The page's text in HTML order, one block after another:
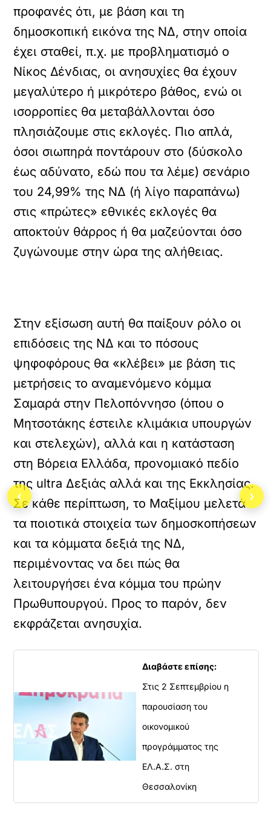
προφανές ότι, με βάση και τη
δημοσκοπική εικόνα της ΝΔ, στην οποία
έχει σταθεί, π.χ. με προβληματισμό ο
Νίκος Δένδιας, οι ανησυχίες θα έχουν
μεγαλύτερο ή μικρότερο βάθος, ενώ οι
ισορροπίες θα μεταβάλλονται όσο
πλησιάζουμε στις εκλογές. Πιο απλά,
όσοι σιωπηρά ποντάρουν στο (δύσκολο
έως αδύνατο, εδώ που τα λέμε) σενάριο
του 24,99% της ΝΔ (ή λίγο παραπάνω)
στις «πρώτες» εθνικές εκλογές θα
αποκτούν θάρρος ή θα μαζεύονται όσο
ζυγώνουμε στην ώρα της αλήθειας.
Στην εξίσωση αυτή θα παίξουν ρόλο οι
επιδόσεις της ΝΔ και το πόσους
ψηφοφόρους θα «κλέβει» με βάση τις
μετρήσεις το αναμενόμενο κόμμα
Σαμαρά στην Πελοπόννησο (όπου ο
Μητσοτάκης έστειλε κλιμάκια υπουργών
και στελεχών), αλλά και η κατάσταση
στη Βόρεια Ελλάδα, προνομιακό πεδίο
της ultra Δεξιάς αλλά και της Εκκλησίας.
Σε κάθε περίπτωση, το Μαξίμου μελετά
τα ποιοτικά στοιχεία των δημοσκοπήσεων
και τα κόμματα δεξιά της ΝΔ,
περιμένοντας να δει πώς θα
λειτουργήσει ένα κόμμα του πρώην
Πρωθυπουργού. Προς το παρόν, δεν
εκφράζεται ανησυχία.
Διαβάστε επίσης:
Στις 2 Σεπτεμβρίου η
παρουσίαση του
οικονομικού
προγράμματος της
ΕΛ.Α.Σ. στη
Θεσσαλονίκη
‹ ›